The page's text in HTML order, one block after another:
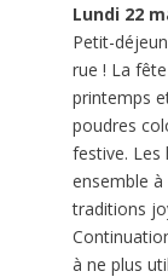
Lundi 22
Petit-
rue ! La
printemps
poudres
festive. Les
ensemble
traditions
à ne plus